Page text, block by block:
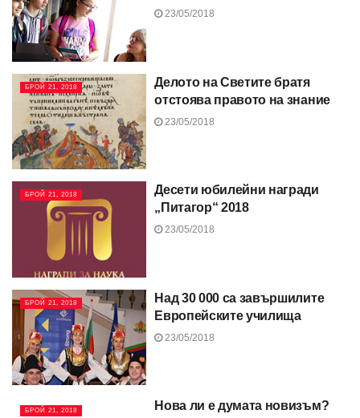
23/05/2018
БРОЙ 21, 2018
Делото на Светите братя
отстоява правото на знание
23/05/2018
БРОЙ 21, 2018
Десети юбилейни награди
„Питагор“ 2018
23/05/2018
БРОЙ 21, 2018
Над 30 000 са завършилите
Европейските училища
23/05/2018
БРОЙ 21, 2018 Нова ли е думата новизъм?